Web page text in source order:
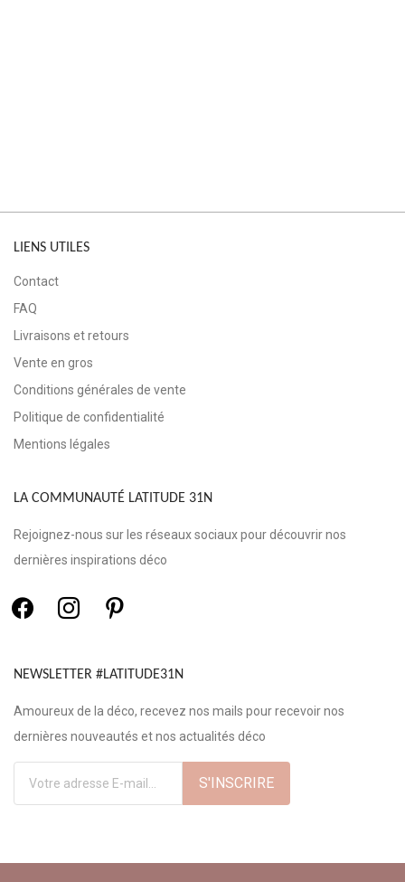
LIENS UTILES
Contact
FAQ
Livraisons et retours
Vente en gros
Conditions générales de vente
Politique de confidentialité
Mentions légales
LA COMMUNAUTÉ LATITUDE 31N
Rejoignez-nous sur les réseaux sociaux pour découvrir nos
dernières inspirations déco
NEWSLETTER #LATITUDE31N
Amoureux de la déco, recevez nos mails pour recevoir nos
dernières nouveautés et nos actualités déco